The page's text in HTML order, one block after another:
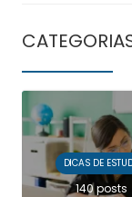
DICAS DE
140 posts